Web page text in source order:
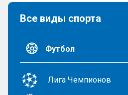
Все виды спорта
Футбол
Лига Чемпионов